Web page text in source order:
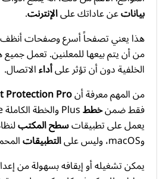
بياناتعن عاداتك علىالإنترنت.
هذا يعني تصفحاً أسرع وصفحات
من أن يتم بيعها للمعلنين. تعمل
الخلفية دون أن تؤثر علىأداءالاتصال.
من المهم معرفة أنProtection Pro
فقط ضمنخطط
يعمل على تطبيقاتسطح المكتب
وmacOS، وليس على التطبيقات
يمكن تشغيله أو إيقافه بسهولة من